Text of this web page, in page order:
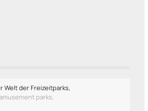
Welt der Freizeitparks,
parks,